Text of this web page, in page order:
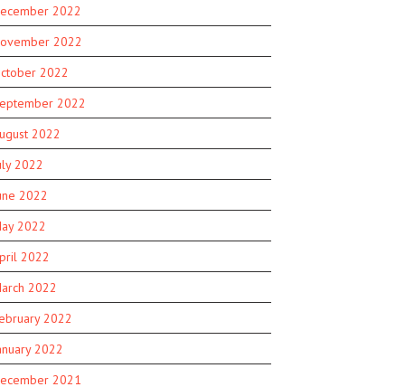
2022
2022
2022
2022
2022
2022
2022
2022
2022
2022
2022
2022
2021